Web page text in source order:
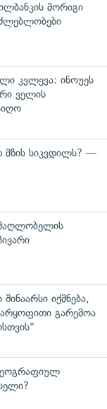
მორიგი
კვლევა: ინოუეს
ველის
სიკვდილს? —
იქმნება,
გარემოა